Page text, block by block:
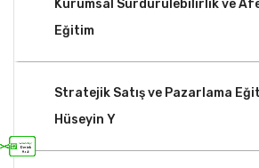
Kurumsal Sürdürülebilirlik ve
Eğitim
Stratejik Satış ve Pazarlama
Hüseyin Y